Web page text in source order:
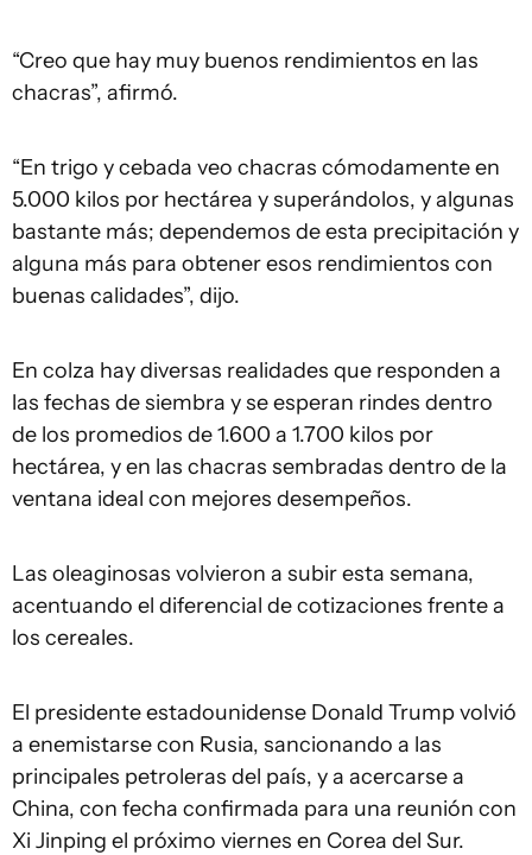
“Creo que hay muy buenos rendimientos en las
chacras”, afirmó.
“En trigo y cebada veo chacras cómodamente en
5.000 kilos por hectárea y superándolos, y algunas
bastante más; dependemos de esta precipitación y
alguna más para obtener esos rendimientos con
buenas calidades”, dijo.
En colza hay diversas realidades que responden a
las fechas de siembra y se esperan rindes dentro
de los promedios de 1.600 a 1.700 kilos por
hectárea, y en las chacras sembradas dentro de la
ventana ideal con mejores desempeños.
Las oleaginosas volvieron a subir esta semana,
acentuando el diferencial de cotizaciones frente a
los cereales.
El presidente estadounidense Donald Trump volvió
a enemistarse con Rusia, sancionando a las
principales petroleras del país, y a acercarse a
China, con fecha confirmada para una reunión con
Xi Jinping el próximo viernes en Corea del Sur.